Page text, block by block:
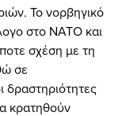
Το νορβηγικό
στο ΝΑΤΟ και
σχέση με τη
σε
δραστηριότητες
κρατηθούν